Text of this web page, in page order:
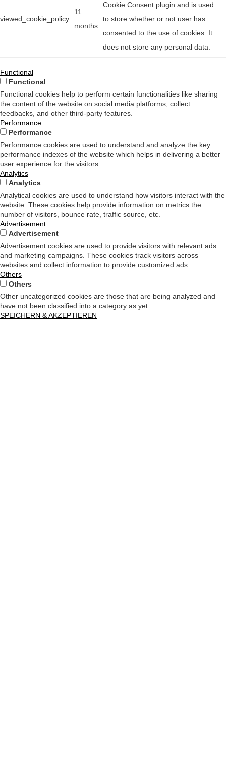
viewed_cookie_policy
11
months
Cookie Consent plugin and is used
to store whether or not user has
consented to the use of cookies. It
does not store any personal data.
Functional
Functional
Functional cookies help to perform certain functionalities like sharing
the content of the website on social media platforms, collect
feedbacks, and other third-party features.
Performance
Performance
Performance cookies are used to understand and analyze the key
performance indexes of the website which helps in delivering a better
user experience for the visitors.
Analytics
Analytics
Analytical cookies are used to understand how visitors interact with the
website. These cookies help provide information on metrics the
number of visitors, bounce rate, traffic source, etc.
Advertisement
Advertisement
Advertisement cookies are used to provide visitors with relevant ads
and marketing campaigns. These cookies track visitors across
websites and collect information to provide customized ads.
Others
Others
Other uncategorized cookies are those that are being analyzed and
have not been classified into a category as yet.
SPEICHERN & AKZEPTIEREN